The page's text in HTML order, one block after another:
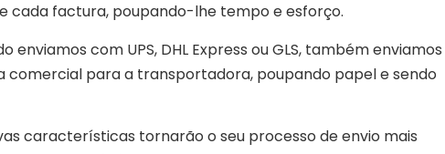
cada factura, poupando-lhe tempo e esforço.
enviamos com UPS, DHL Express ou GLS, também enviamos
comercial para a transportadora, poupando papel e sendo
características tornarão o seu processo de envio mais